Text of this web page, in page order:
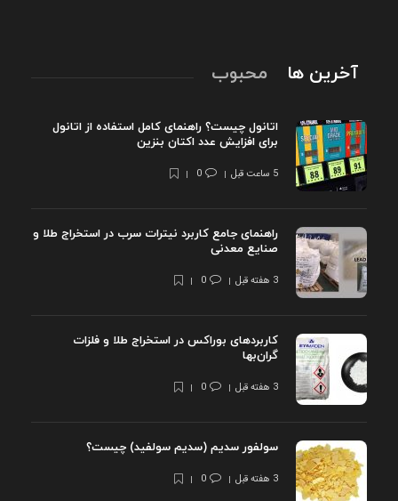
آخرین ها محبوب
اتانول چیست؟ راهنمای کامل استفاده از اتانول
برای افزایش عدد اکتان بنزین
5 ساعت قبل 0
راهنمای جامع کاربرد نیترات سرب در استخراج طلا و
صنایع معدنی
3 هفته قبل 0
کاربردهای بوراکس در استخراج طلا و فلزات
گران‌بها
3 هفته قبل 0
سولفور سدیم (سدیم سولفید) چیست؟
3 هفته قبل 0